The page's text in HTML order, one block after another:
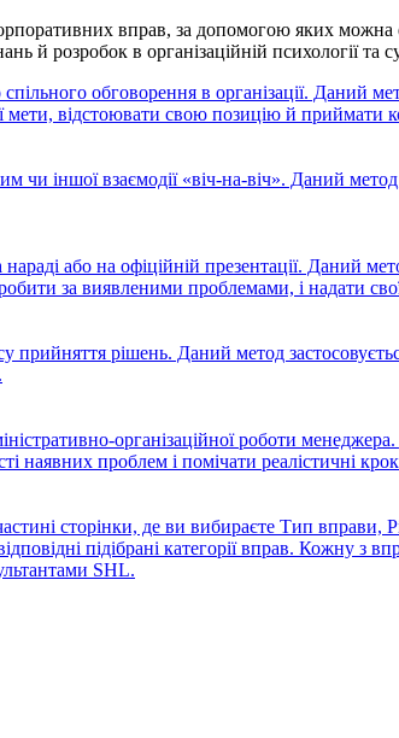
вправ, за допомогою яких можна
й розробок в організаційній психології
обговорення в організації. Даний
мети, відстоювати свою позицію й приймати
чи іншої взаємодії «віч-на-віч». Даний
або на офіційній презентації. Даний
за виявленими проблемами, і надати
рішень. Даний метод
організаційної роботи
наявних проблем і помічати реалістичні
сторінки, де ви вибираєте Тип вправи,
підібрані категорії вправ.
SHL.